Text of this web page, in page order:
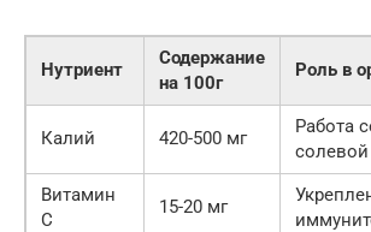
Нутриент
Содержание
на 100г
Роль в
Калий 420-500 мг
Работа
Витамин
С
15-20 мг